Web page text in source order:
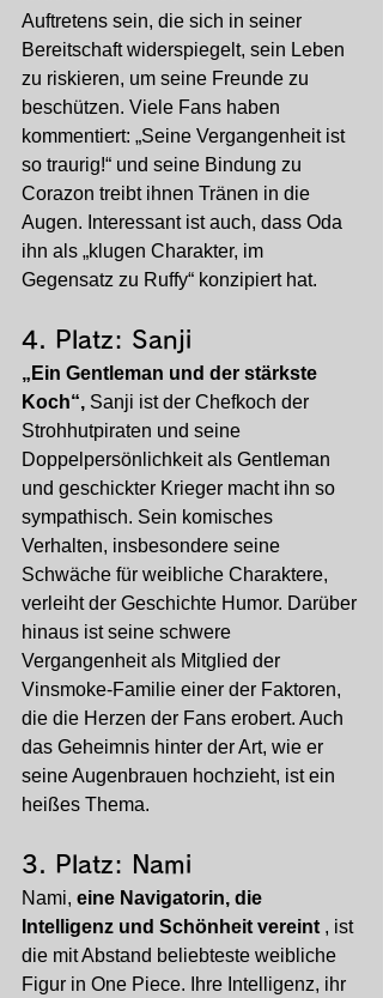
Auftretens sein, die sich in seiner
Bereitschaft widerspiegelt, sein Leben
zu riskieren, um seine Freunde zu
beschützen. Viele Fans haben
kommentiert: „Seine Vergangenheit ist
so traurig!“ und seine Bindung zu
Corazon treibt ihnen Tränen in die
Augen. Interessant ist auch, dass Oda
ihn als „klugen Charakter, im
Gegensatz zu Ruffy“ konzipiert hat.
4. Platz: Sanji
„Ein Gentleman und der stärkste
Koch“, Sanji ist der Chefkoch der
Strohhutpiraten und seine
Doppelpersönlichkeit als Gentleman
und geschickter Krieger macht ihn so
sympathisch. Sein komisches
Verhalten, insbesondere seine
Schwäche für weibliche Charaktere,
verleiht der Geschichte Humor. Darüber
hinaus ist seine schwere
Vergangenheit als Mitglied der
Vinsmoke-Familie einer der Faktoren,
die die Herzen der Fans erobert. Auch
das Geheimnis hinter der Art, wie er
seine Augenbrauen hochzieht, ist ein
heißes Thema.
3. Platz: Nami
Nami, eine Navigatorin, die
Intelligenz und Schönheit vereint , ist
die mit Abstand beliebteste weibliche
Figur in One Piece. Ihre Intelligenz, ihr